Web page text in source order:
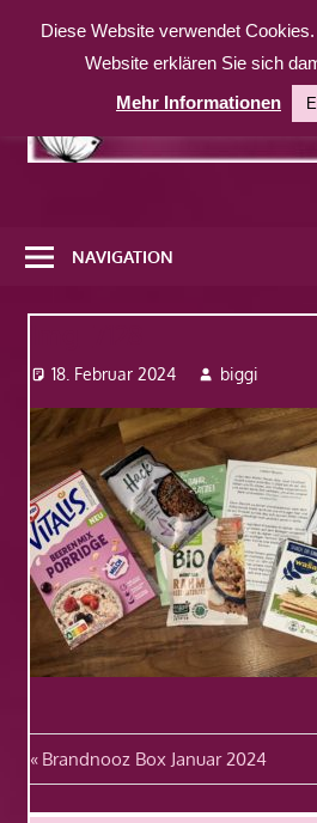
Inhalt
weitere
Website
NAVIGATION
18. Februar 2024 biggi
Beitragsnavigation
Vorheriger
Beitrag:
Brandnooz Box Januar 2024
Diese Website verwendet
Website erklären Sie sich
Mehr Informationen